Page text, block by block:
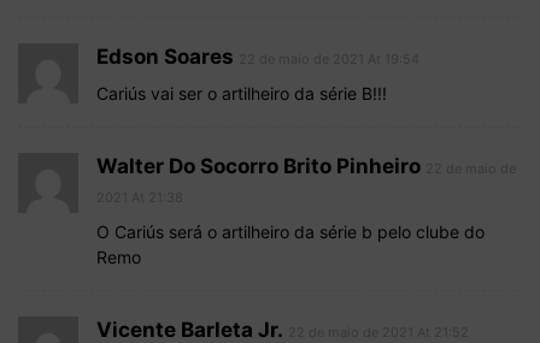
Edson Soares
Cariús vai ser o artilheiro da série B!!!
Walter Do Socorro Brito Pinheiro
O Cariús será o artilheiro da série b pelo clube do
Remo
Vicente Barleta Jr.